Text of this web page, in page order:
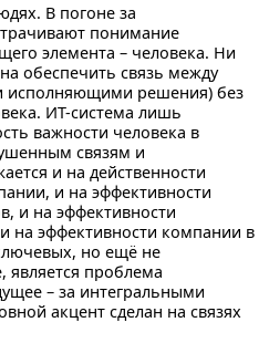
В погоне за
понимание
элемента – человека. Ни
обеспечить связь между
решения) без
ИТ-система лишь
важности человека в
связям и
и на действенности
и на эффективности
и на эффективности
на эффективности компании в
но ещё не
проблема
– за интегральными
акцент сделан на связях